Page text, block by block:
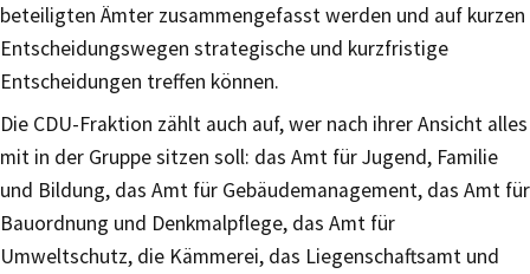
beteiligten Ämter zusammengefasst werden und auf kurzen
Entscheidungswegen strategische und kurzfristige
Entscheidungen treffen können.
Die CDU-Fraktion zählt auch auf, wer nach ihrer Ansicht alles
mit in der Gruppe sitzen soll: das Amt für Jugend, Familie
und Bildung, das Amt für Gebäudemanagement, das Amt für
Bauordnung und Denkmalpflege, das Amt für
Umweltschutz, die Kämmerei, das Liegenschaftsamt und